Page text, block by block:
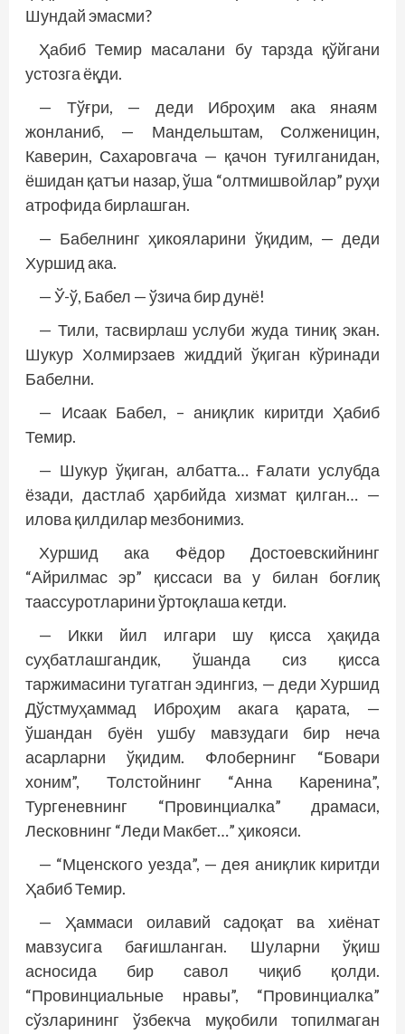
Шундай эмасми?
Ҳабиб Темир масалани бу тарзда қўйгани
устозга ёқди.
— Тўғри, — деди Иброҳим ака янаям
жонланиб, — Мандельштам, Солженицин,
Каверин, Сахаровгача — қачон туғилганидан,
ёшидан қатъи назар, ўша “олтмишвойлар” руҳи
атрофида бирлашган.
— Бабелнинг ҳикояларини ўқидим, — деди
Хуршид ака.
— Ў-ў, Бабел — ўзича бир дунё!
— Тили, тасвирлаш услуби жуда тиниқ экан.
Шукур Холмирзаев жиддий ўқиган кўринади
Бабелни.
— Исаак Бабел, – аниқлик киритди Ҳабиб
Темир.
— Шукур ўқиган, албатта… Ғалати услубда
ёзади, дастлаб ҳарбийда хизмат қилган… —
илова қилдилар мезбонимиз.
Хуршид ака Фёдор Достоевскийнинг
“Айрилмас эр” қиссаси ва у билан боғлиқ
таассуротларини ўртоқлаша кетди.
— Икки йил илгари шу қисса ҳақида
суҳбатлашгандик, ўшанда сиз қисса
таржимасини тугатган эдингиз, — деди Хуршид
Дўстмуҳаммад Иброҳим акага қарата, —
ўшандан буён ушбу мавзудаги бир неча
асарларни ўқидим. Флобернинг “Бовари
хоним”, Толстойнинг “Анна Каренина”,
Тургеневнинг “Провинциалка” драмаси,
Лесковнинг “Леди Макбет…” ҳикояси.
— “Мценского уезда”, — дея аниқлик киритди
Ҳабиб Темир.
— Ҳаммаси оилавий садоқат ва хиёнат
мавзусига бағишланган. Шуларни ўқиш
асносида бир савол чиқиб қолди.
“Провинциальные нравы”, “Провинциалка”
сўзларининг ўзбекча муқобили топилмаган